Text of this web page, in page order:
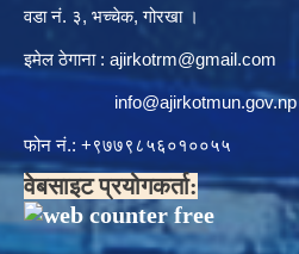
वडा नं. ३, भच्चेक, गोरखा ।
इमेल ठेगाना : ajirkotrm@gmail.com
info@ajirkotmun.gov.np
फोन नं.: ‍‌+९७७९८५६०१००५५
वेबसाइट प्रयोगकर्ता: